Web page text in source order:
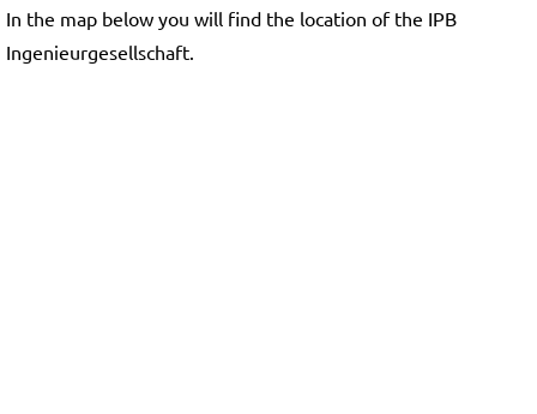
In the map below you will find the location of the IPB
Ingenieurgesellschaft.